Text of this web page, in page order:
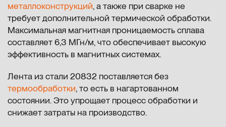
металлоконструкций, а также при сварке не
требует дополнительной термической обработки.
Максимальная магнитная проницаемость сплава
составляет 6,3 МГн/м, что обеспечивает высокую
эффективность в магнитных системах.
Лента из стали 20832 поставляется без
термообработки, то есть в нагартованном
состоянии. Это упрощает процесс обработки и
снижает затраты на производство.